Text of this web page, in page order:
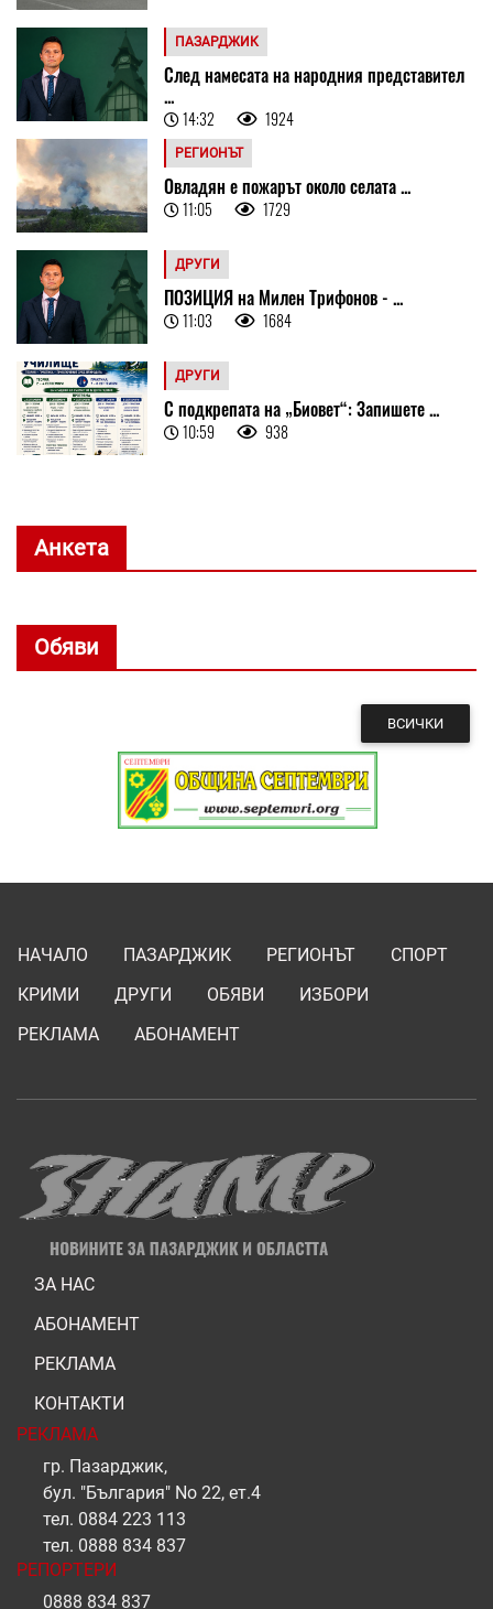
ПАЗАРДЖИК
След намесата на народния представител
...
14:32 1924
РЕГИОНЪТ
Овладян е пожарът около селата ...
11:05 1729
ДРУГИ
ПОЗИЦИЯ на Милен Трифонов - ...
11:03 1684
ДРУГИ
С подкрепата на „Биовет“: Запишете ...
10:59 938
Анкета
Обяви
ВСИЧКИ
НАЧАЛО ПАЗАРДЖИК РЕГИОНЪТ
СПОРТ
КРИМИ
ДРУГИ ОБЯВИ
ИЗБОРИ
РЕКЛАМА
АБОНАМЕНТ
ЗА НАС
АБОНАМЕНТ
РЕКЛАМА
КОНТАКТИ
РЕКЛАМА
гр. Пазарджик,
бул. "България" No 22, ет.4
тел. 0884 223 113
тел. 0888 834 837
РЕПОРТЕРИ
0888 834 837